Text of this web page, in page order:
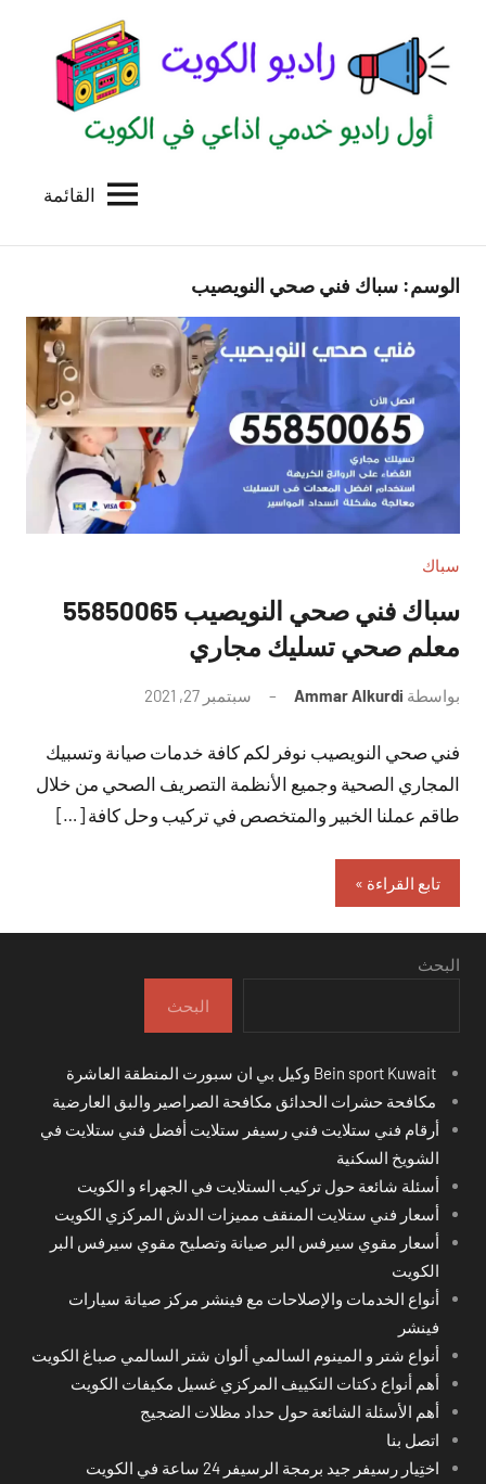
المحتوى
الكويت
للاعلانات
القائمة
الوسم: سباك فني صحي النويصيب
سباك
سباك فني صحي النويصيب 55850065
معلم صحي تسليك مجاري
بواسطة Ammar Alkurdi سبتمبر 27, 2021
تعليقات
فني صحي النويصيب نوفر لكم كافة خدمات صيانة وتسبيك
المجاري الصحية وجميع الأنظمة التصريف الصحي من خلال
طاقم عملنا الخبير والمتخصص في تركيب وحل كافة […]
تابع القراءة
البحث
البحث
مكافحة حشرات الحدائق مكافحة الصراصير والبق العارضية
أرقام فني ستلايت فني رسيفر ستلايت أفضل فني ستلايت في
الشويخ السكنية
أسئلة شائعة حول تركيب الستلايت في الجهراء و الكويت
أسعار فني ستلايت المنقف مميزات الدش المركزي الكويت
أسعار مقوي سيرفس البر صيانة وتصليح مقوي سيرفس البر
الكويت
أنواع الخدمات والإصلاحات مع فينشر مركز صيانة سيارات
فينشر
أنواع شتر و المينوم السالمي ألوان شتر السالمي صباغ الكويت
أهم أنواع دكتات التكييف المركزي غسيل مكيفات الكويت
أهم الأسئلة الشائعة حول حداد مظلات الضجيج
اتصل بنا
اختِيار رسيفر جيد برمجة الرسيفر 24 ساعة في الكويت